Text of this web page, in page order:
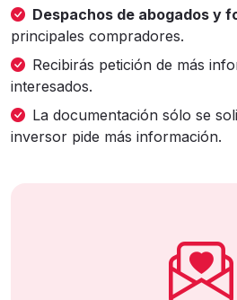
Despachos de abogados y
principales compradores.
Recibirás petición de más
interesados.
La documentación sólo se
inversor pide más información.